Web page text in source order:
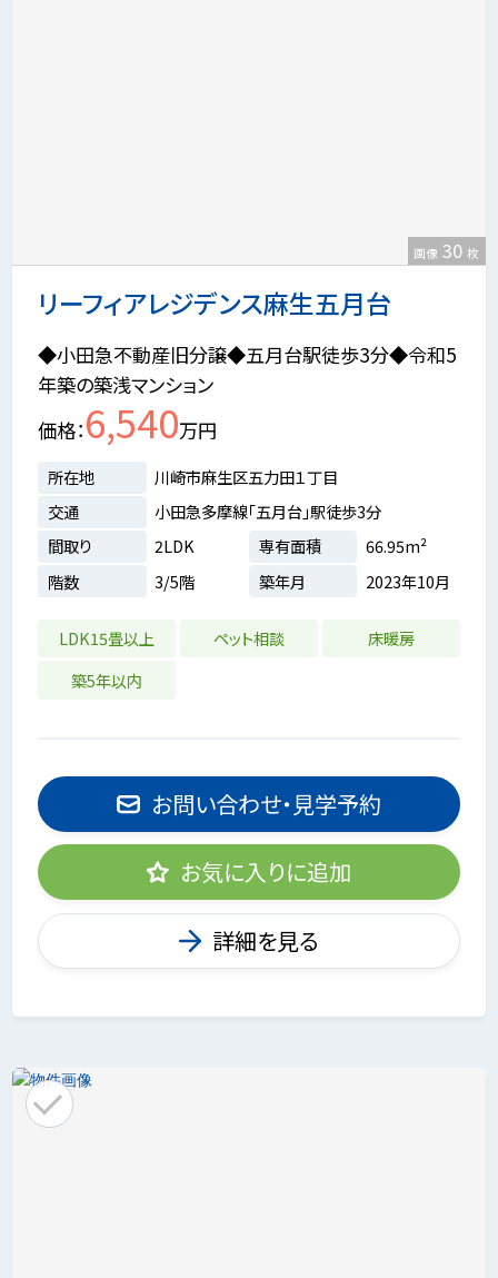
リーフィアレジデンス麻生五月台
画像 30 枚
◆小田急不動産旧分譲◆五月台駅徒歩3分◆令和5
年築の築浅マンション
価格 6,540万円
所在地
川崎市麻生区五力田１丁目
交通
小田急多摩線「五月台」駅徒歩3分
間取り
2LDK 専有面積
66.95m²
階数
3/5階 築年月 2023年10月
LDK15畳以上 ペット相談
床暖房
築5年以内
お問い合わせ・見学予約
お気に入りに追加
詳細を見る